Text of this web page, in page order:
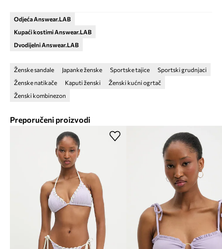
Odjeća Answear.LAB
Kupaći kostimi Answear.LAB
Dvodijelni Answear.LAB
Ženske sandale Japanke ženske Sportske tajice
Sportski grudnjaci
Ženske natikače
Kaputi ženski
Ženski kućni ogrtač
Ženski kombinezon
Preporučeni proizvodi